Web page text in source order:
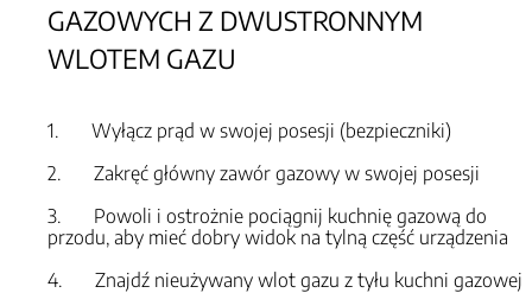
GAZOWYCH Z DWUSTRONNYM
WLOTEM GAZU
1. Wyłącz prąd w swojej posesji (bezpieczniki)
2. Zakręć główny zawór gazowy w swojej posesji
3. Powoli i ostrożnie pociągnij kuchnię gazową do
przodu, aby mieć dobry widok na tylną część urządzenia
4. Znajdź nieużywany wlot gazu z tyłu kuchni gazowej